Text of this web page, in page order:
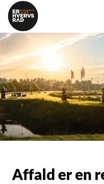
Affald er en